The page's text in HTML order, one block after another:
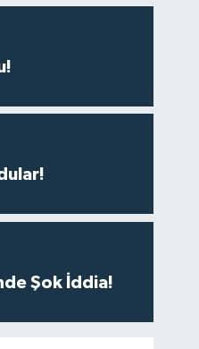
Şok İddia!